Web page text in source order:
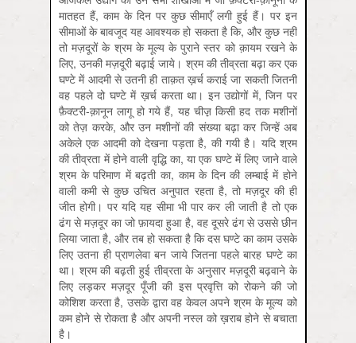
मातहत हैं, काम के दिन पर कुछ सीमाएँ लगी हुई हैं। पर इन
सीमाओं के बावजूद यह आवश्यक हो सकता है कि, और कुछ नहीं
तो मज़दूरों के श्रम के मूल्य के पुराने स्तर को क़ायम रखने के
लिए, उनकी मज़दूरी बढ़ाई जाये। श्रम की तीव्रता बढ़ा कर एक
घण्टे में आदमी से उतनी ही ताक़त ख़र्च कराई जा सकती जितनी
वह पहले दो घण्टे में ख़र्च करता था। इन उद्योगों में, जिन पर
फ़ैक्टरी-क़ानून लागू हो गये हैं, यह चीज़़ किसी हद तक मशीनों
को तेज़ करके, और उन मशीनों की संख्या बढ़ा कर जिन्हें अब
अकेले एक आदमी को देखना पड़ता है, की गयी है। यदि श्रम
की तीव्रता में होने वाली वृद्धि का, या एक घण्टे में लिए जाने वाले
श्रम के परिमाण में बढ़ती का, काम के दिन की लम्बाई में होने
वाली कमी से कुछ उचित अनुपात रहता है, तो मज़दूर की ही
जीत होगी। पर यदि यह सीमा भी पार कर ली जाती है तो एक
ढंग से मज़दूर का जो फ़ायदा हुआ है, वह दूसरे ढंग से उससे छीन
लिया जाता है, और तब हो सकता है कि दस घण्टे का काम उसके
लिए उतना ही प्राणलेवा बन जाये जितना पहले बारह घण्टे का
था। श्रम की बढ़ती हुई तीव्रता के अनुसार मज़दूरी बढ़वाने के
लिए लड़कर मज़दूर पूँजी की इस प्रवृत्ति को रोकने की जो
कोशिश करता है, उसके द्वारा वह केवल अपने श्रम के मूल्य को
कम होने से रोकता है और अपनी नस्ल को ख़राब होने से बचाता
है।